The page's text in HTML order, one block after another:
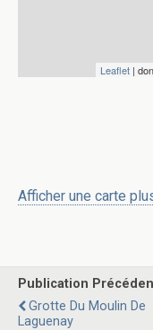
Leaflet |
Afficher une carte
Publication
Grotte Du Moulin De
Laguenay